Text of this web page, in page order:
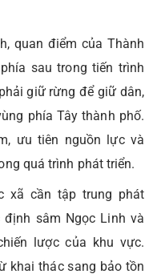
quan điểm của Thành
sau trong tiến trình
giữ rừng để giữ dân,
phía Tây thành phố.
ưu tiên nguồn lực và
quá trình phát triển.
xã cần tập trung phát
sâm Ngọc Linh và
lược của khu vực.
khai thác sang bảo tồn